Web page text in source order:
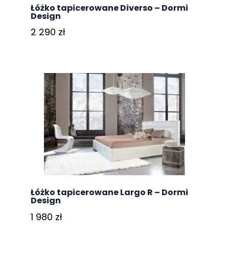
Łóżko tapicerowane Diverso – Dormi
Design
2 290 zł
Łóżko tapicerowane Largo R – Dormi
Design
1 980 zł